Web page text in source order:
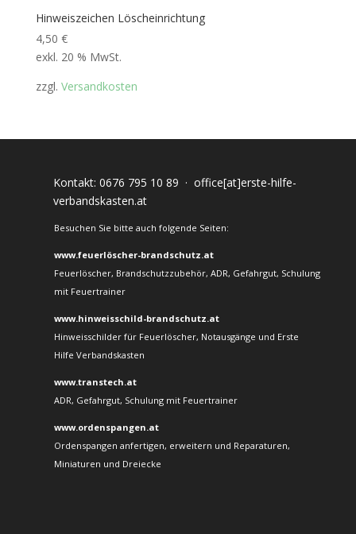
Hinweiszeichen Löscheinrichtung
4,50 €
exkl. 20 % MwSt.
zzgl. Versandkosten
Kontakt: 0676 795 10 89 · office[at]erste-hilfe-
verbandskasten.at
Besuchen Sie bitte auch folgende Seiten:
www.feuerlöscher-brandschutz.at
Feuerlöscher, Brandschutzzubehör, ADR, Gefahrgut, Schulung
mit Feuertrainer
www.hinweisschild-brandschutz.at
Hinweisschilder für Feuerlöscher, Notausgänge und Erste
Hilfe Verbandskasten
www.transtech.at
ADR, Gefahrgut, Schulung mit Feuertrainer
www.ordenspangen.at
Ordenspangen anfertigen, erweitern und Reparaturen,
Miniaturen und Dreiecke